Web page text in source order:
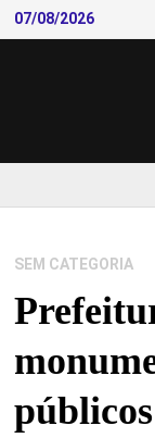
Skip
to
07/08/2026
SEM CATEGORIA